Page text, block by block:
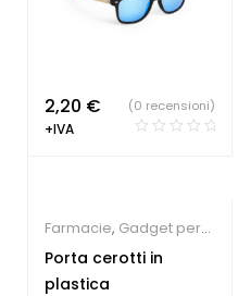
2,20 €
+IVA
(0 recensioni)
Farmacie, Gadget per
la persona
Porta cerotti in
plastica